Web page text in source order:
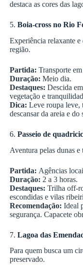
destaca as cores das
5. Boia-cross no Rio
Experiência relaxante e
região.
Partida: Transporte
Duração: Meio dia.
Destaques: Descida
vegetação e
Dica: Leve roupa leve,
descansar da areia e do
6. Passeio de
Aventura pelas dunas
Partida: Agências
Duração: 2 a 3 horas.
Destaques: Trilha off-
escondidas e vilas
Recomendação: Ideal
segurança. Capacete
7. Lagoa das
Para quem busca um
preservado.